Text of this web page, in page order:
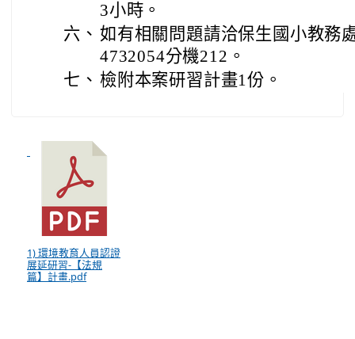
3小時。
六、 如有相關問題請洽保生國小教務
4732054分機212。
七、 檢附本案研習計畫1份。
1) 環境教育人員認證
展延研習-【法規
篇】計畫.pdf